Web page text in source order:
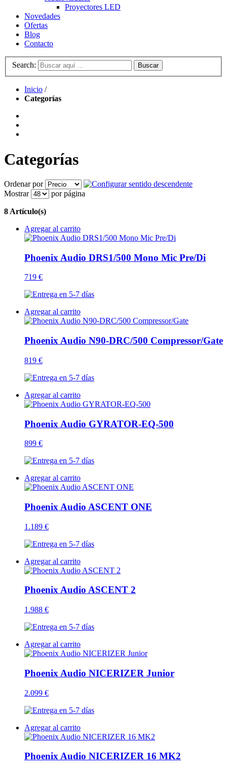
Proyectores LED
Novedades
Ofertas
Blog
Contacto
Search: Buscar
Inicio /
Categorías
Categorías
Ordenar por
Mostrar
por página
8 Artículo(s)
Agregar al carrito
Phoenix Audio DRS1/500 Mono Mic Pre/Di
719 €
Agregar al carrito
Phoenix Audio N90-DRC/500 Compressor/Gate
819 €
Agregar al carrito
Phoenix Audio GYRATOR-EQ-500
899 €
Agregar al carrito
Phoenix Audio ASCENT ONE
1.189 €
Agregar al carrito
Phoenix Audio ASCENT 2
1.988 €
Agregar al carrito
Phoenix Audio NICERIZER Junior
2.099 €
Agregar al carrito
Phoenix Audio NICERIZER 16 MK2